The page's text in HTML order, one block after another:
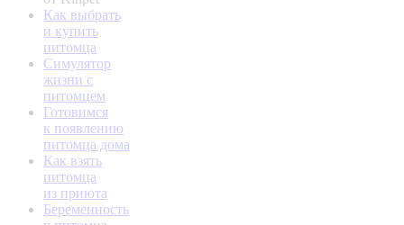
Как выбрать
и купить
питомца
Симулятор
жизни с
питомцем
Готовимся
к появлению
питомца дома
Как взять
питомца
из приюта
Беременность